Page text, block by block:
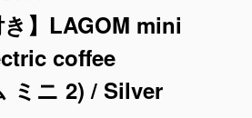
き】LAGOM mini
coffee
ミニ 2) / Silver